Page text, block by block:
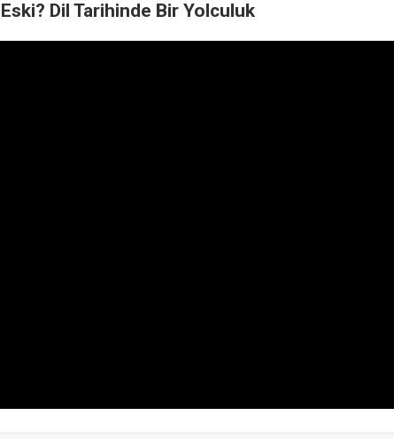
Dil Tarihinde Bir Yolculuk